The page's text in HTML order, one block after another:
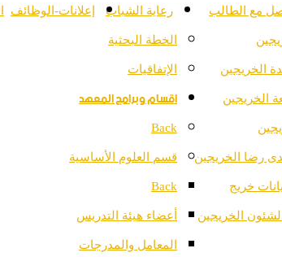
مع الطالب
الخريجين
الخريجين
رضا الخريجين
خريج
لشئون الخريجين
رعاية الشباب إعلانات-الوظائف
الخطة البحثية
الإتفاقيات
اقسام وبرامج المعهد
Back
قسم العلوم الأساسية
Back
أعضاء هيئة التدريس
المعامل والمدرجات